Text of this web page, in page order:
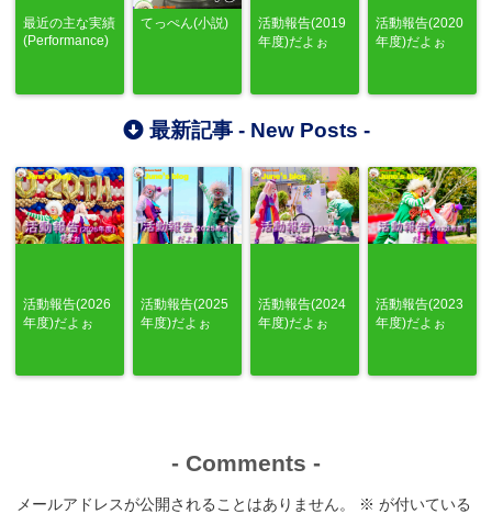
最近の主な実績
(Performance)
てっぺん(小説)
活動報告(2019
年度)だよぉ
活動報告(2020
年度)だよぉ
最新記事 - New Posts -
活動報告(2026
年度)だよぉ
活動報告(2025
年度)だよぉ
活動報告(2024
年度)だよぉ
活動報告(2023
年度)だよぉ
- Comments -
メールアドレスが公開されることはありません。 ※ が付いている